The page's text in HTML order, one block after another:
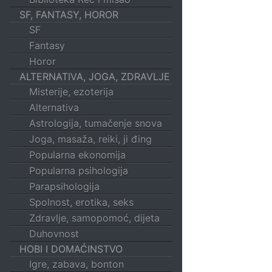
SF, FANTASY, HOROR
SF
Fantasy
Horor
ALTERNATIVA, JOGA, ZDRAVLJE
Misterije, ezoterija
Alternativa
Astrologija, tumačenje snova
Joga, masaža, reiki, ji đing
Popularna ekonomija
Popularna psihologija
Parapsihologija
Spolnost, erotika, seks
Zdravlje, samopomoć, dijeta
Duhovnost
HOBI I DOMAĆINSTVO
Igre, zabava, bonton